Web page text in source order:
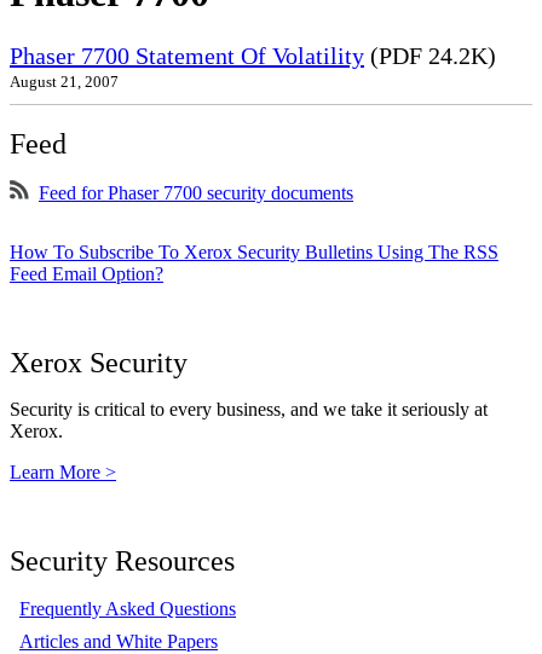
Phaser 7700 Statement Of Volatility (PDF 24.2K)
August 21, 2007
Feed
Feed for Phaser 7700 security documents
How To Subscribe To Xerox Security Bulletins Using The RSS
Feed Email Option?
Xerox Security
Security is critical to every business, and we take it seriously at
Xerox.
Learn More >
Security Resources
Frequently Asked Questions
Articles and White Papers